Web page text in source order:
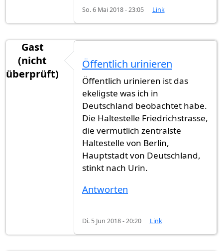
So. 6 Mai 2018 - 23:05 Link
Gast
(nicht
überprüft)
Öffentlich urinieren
Öffentlich urinieren ist das
ekeligste was ich in
Deutschland beobachtet habe.
Die Haltestelle Friedrichstrasse,
die vermutlich zentralste
Haltestelle von Berlin,
Hauptstadt von Deutschland,
stinkt nach Urin.
Antworten
Di. 5 Jun 2018 - 20:20 Link